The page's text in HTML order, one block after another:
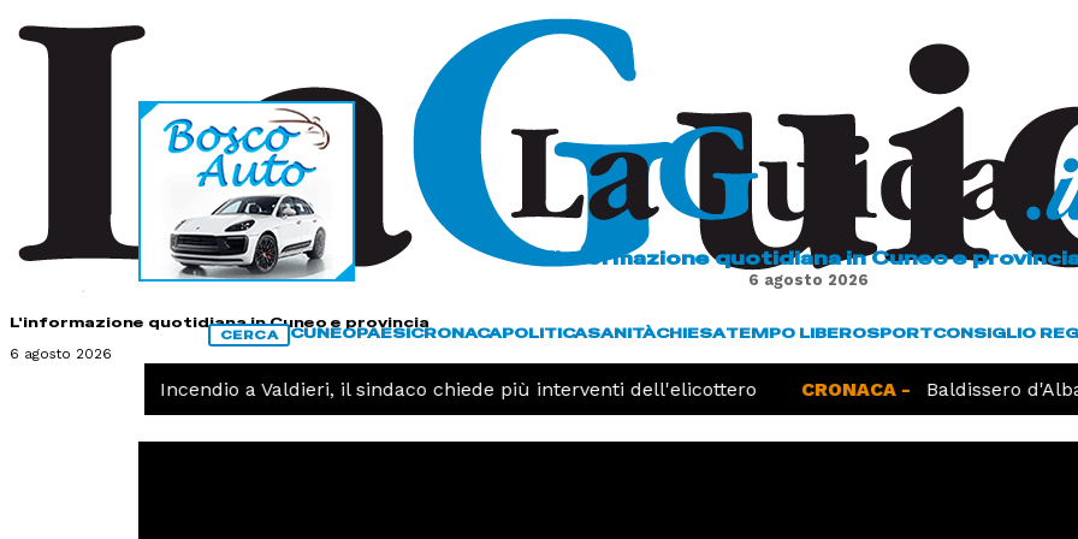
L'informazione quotidiana in Cuneo e provincia
6 agosto 2026
L'informazione quotidiana in Cuneo e
6 agosto 2026
CERCA CUNEOPAESICRONACAPOLITICASANITÀCHIESATEMPO LIBEROSPORTCONSIGLIO
Incendio a Valdieri, il sindaco chiede più interventi dell'elicottero CRONACA - Baldissero d'Alba,